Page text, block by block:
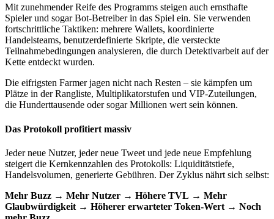
Mit zunehmender Reife des Programms steigen auch ernsthafte
Spieler und sogar Bot-Betreiber in das Spiel ein. Sie verwenden
fortschrittliche Taktiken: mehrere Wallets, koordinierte
Handelsteams, benutzerdefinierte Skripte, die versteckte
Teilnahmebedingungen analysieren, die durch Detektivarbeit auf der
Kette entdeckt wurden.
Die eifrigsten Farmer jagen nicht nach Resten – sie kämpfen um
Plätze in der Rangliste, Multiplikatorstufen und VIP-Zuteilungen,
die Hunderttausende oder sogar Millionen wert sein können.
Das Protokoll profitiert massiv
Jeder neue Nutzer, jeder neue Tweet und jede neue Empfehlung
steigert die Kernkennzahlen des Protokolls: Liquiditätstiefe,
Handelsvolumen, generierte Gebühren. Der Zyklus nährt sich selbst:
Mehr Buzz → Mehr Nutzer → Höhere TVL → Mehr
Glaubwürdigkeit → Höherer erwarteter Token-Wert → Noch